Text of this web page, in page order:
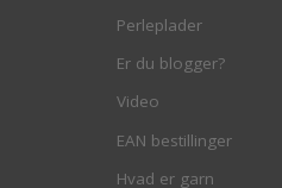
Perleplader
Er du blogger?
Video
EAN bestillinger
Hvad er garn